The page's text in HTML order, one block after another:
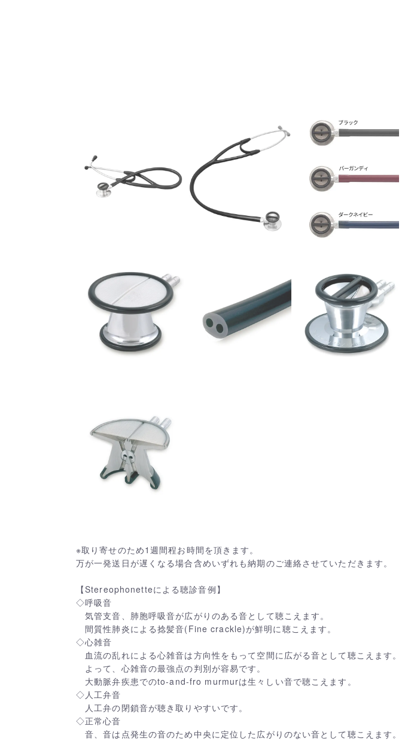
※取り寄せのため1週間程お時間を頂きます。
万が一発送日が遅くなる場合含めいずれも納期のご連絡させていただきます。
【Stereophonetteによる聴診音例】
◇呼吸音
気管支音、肺胞呼吸音が広がりのある音として聴こえます。
間質性肺炎による捻髪音(Fine crackle)が鮮明に聴こえます。
◇心雑音
血流の乱れによる心雑音は方向性をもって空間に広がる音として聴こえます。
よって、心雑音の最強点の判別が容易です。
大動脈弁疾患でのto-and-fro murmurは生々しい音で聴こえます。
◇人工弁音
人工弁の閉鎖音が聴き取りやすいです。
◇正常心音
音、音は点発生の音のため中央に定位した広がりのない音として聴こえます。